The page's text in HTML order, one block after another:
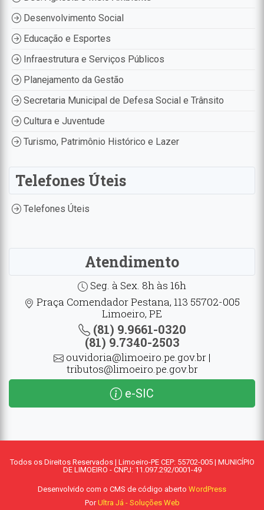
Desenvolvimento Social
Educação e Esportes
Infraestrutura e Serviços Públicos
Planejamento da Gestão
Secretaria Municipal de Defesa Social e Trânsito
Cultura e Juventude
Turismo, Patrimônio Histórico e Lazer
Telefones Úteis
Telefones Úteis
Atendimento
Seg. à Sex. 8h às 16h
Praça Comendador Pestana, 113 55702-005
Limoeiro, PE
(81) 9.9661-0320
(81) 9.7340-2503
ouvidoria@limoeiro.pe.gov.br |
tributos@limoeiro.pe.gov.br
e-SIC
Todos os Direitos Reservados | Limoeiro-PE CEP: 55702-005 | MUNICÍPIO
DE LIMOEIRO - CNPJ: 11.097.292/0001-49
Desenvolvido com o CMS de código aberto WordPress
PorUltra Já - Soluções Web